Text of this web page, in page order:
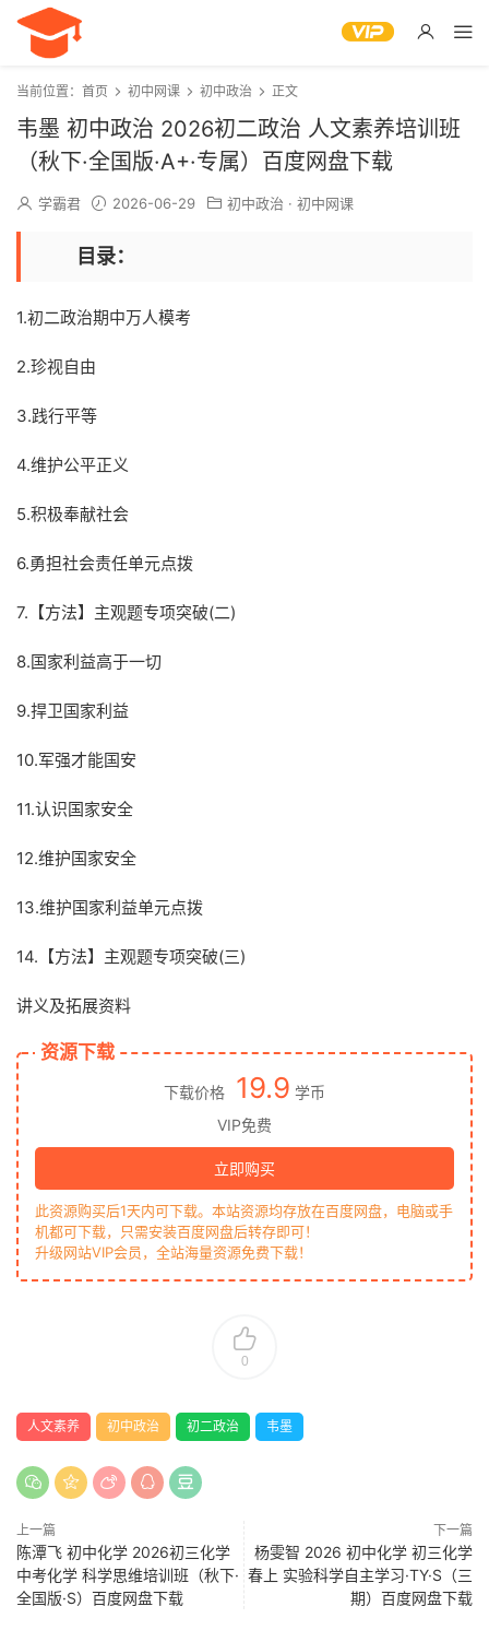
当前位置： 首页 初中网课 初中政治 正文
韦墨 初中政治 2026初二政治 人文素养培训班
（秋下·全国版·A+·专属）百度网盘下载
学霸君 2026-06-29 初中政治 · 初中网课
目录：
1.初二政治期中万人模考
2.珍视自由
3.践行平等
4.维护公平正义
5.积极奉献社会
6.勇担社会责任单元点拨
7.【方法】主观题专项突破(二)
8.国家利益高于一切
9.捍卫国家利益
10.军强才能国安
11.认识国家安全
12.维护国家安全
13.维护国家利益单元点拨
14.【方法】主观题专项突破(三)
讲义及拓展资料
资源下载
下载价格 19.9 学币
VIP免费
立即购买
此资源购买后1天内可下载。本站资源均存放在百度网盘，电脑或手
机都可下载，只需安装百度网盘后转存即可！
升级网站VIP会员，全站海量资源免费下载！
0
人文素养 初中政治 初二政治 韦墨
上一篇
陈潭飞 初中化学 2026初三化学
中考化学 科学思维培训班（秋下·
全国版·S）百度网盘下载
下一篇
杨雯智 2026 初中化学 初三化学
春上 实验科学自主学习·TY·S（三
期）百度网盘下载